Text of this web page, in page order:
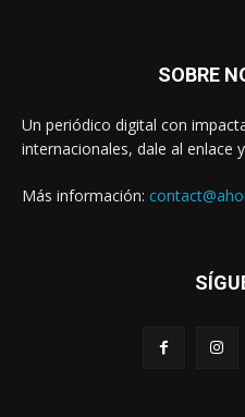
SOBRE
Un periódico digital con
internacionales, dale al enlace
Más información: